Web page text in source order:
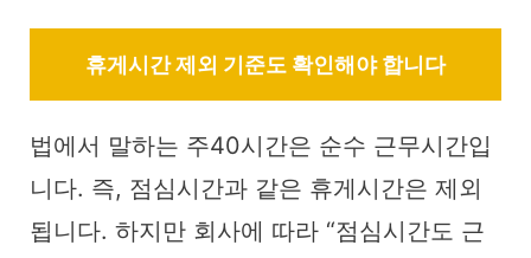
휴게시간 제외 기준도 확인해야 합니다
법에서 말하는 주40시간은 순수 근무시간입
니다. 즉, 점심시간과 같은 휴게시간은 제외
됩니다. 하지만 회사에 따라 “점심시간도 근